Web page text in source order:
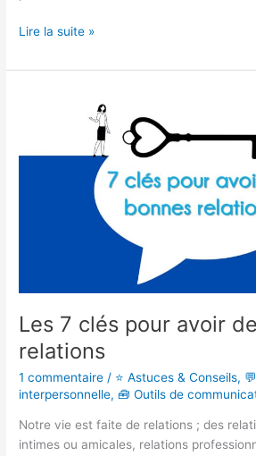
Lire la suite »
Les 7 clés pour avoir
relations
1 commentaire / ⭐ Astuces & Conseils,
interpersonnelle,🧰 Outils de
Notre vie est faite de relations ; des
intimes ou amicales, relations
pour